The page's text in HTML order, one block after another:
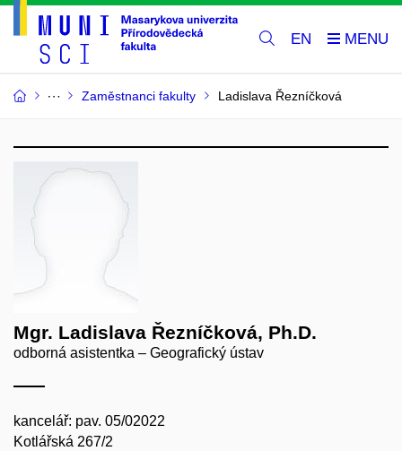
EN
Zaměstnanci fakulty Ladislava Řezníčková
Mgr. Ladislava Řezníčková, Ph.D.
odborná asistentka – Geografický ústav
kancelář: pav. 05/02022
Kotlářská 267/2